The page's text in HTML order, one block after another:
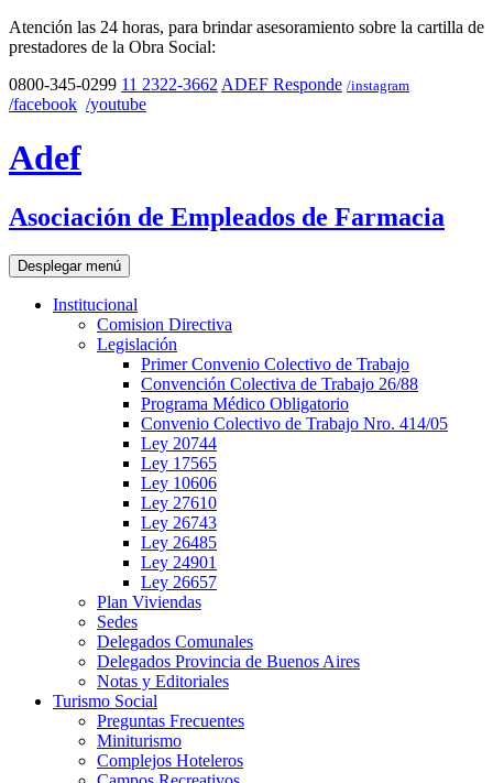
Atención las 24 horas, para brindar asesoramiento sobre la cartilla de
prestadores de la Obra Social:
0800-345-0299 11 2322-3662 ADEF Responde /instagram
/facebook /youtube
Adef
Asociación de Empleados de Farmacia
Desplegar menú
Institucional
Comision Directiva
Legislación
Primer Convenio Colectivo de Trabajo
Convención Colectiva de Trabajo 26/88
Programa Médico Obligatorio
Convenio Colectivo de Trabajo Nro. 414/05
Ley 20744
Ley 17565
Ley 10606
Ley 27610
Ley 26743
Ley 26485
Ley 24901
Ley 26657
Plan Viviendas
Sedes
Delegados Comunales
Delegados Provincia de Buenos Aires
Notas y Editoriales
Turismo Social
Preguntas Frecuentes
Miniturismo
Complejos Hoteleros